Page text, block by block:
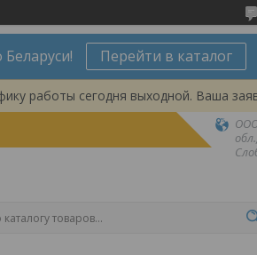
Перейти в каталог
работы сегодня выходной. Ваша